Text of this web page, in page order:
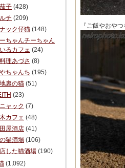
『ご飯やおや
子 (428)
チ (209)
ック仔猫 (148)
ちゃんチーちゃん
るカフェ (24)
理あづさ (8)
ちゃんち (195)
裏の猫 (51)
(23)
ャック (7)
カフェ (48)
屋酒店 (41)
猫酒場 (106)
した猫酒場 (190)
(1,092)